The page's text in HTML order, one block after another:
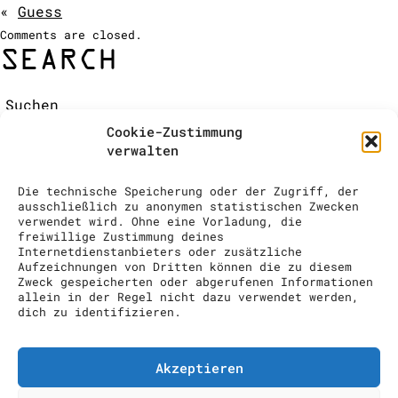
Cookie-Zustimmung
verwalten
Die technische Speicherung oder der Zugriff, der
ausschließlich zu anonymen statistischen Zwecken
verwendet wird. Ohne eine Vorladung, die
freiwillige Zustimmung deines
Internetdienstanbieters oder zusätzliche
Aufzeichnungen von Dritten können die zu diesem
Zweck gespeicherten oder abgerufenen Informationen
allein in der Regel nicht dazu verwendet werden,
dich zu identifizieren.
Akzeptieren
ÉQUIPE / CONTACT
COCKTAIL SHOW
« Guess
Comments are closed.
SEARCH
RECENT COMMENTS
ARCHIVES
CATEGORIES
No categories
META
Log in
Entries feed
Comments feed
WordPress.org
74 10
Impressum Datenschutzerklärung